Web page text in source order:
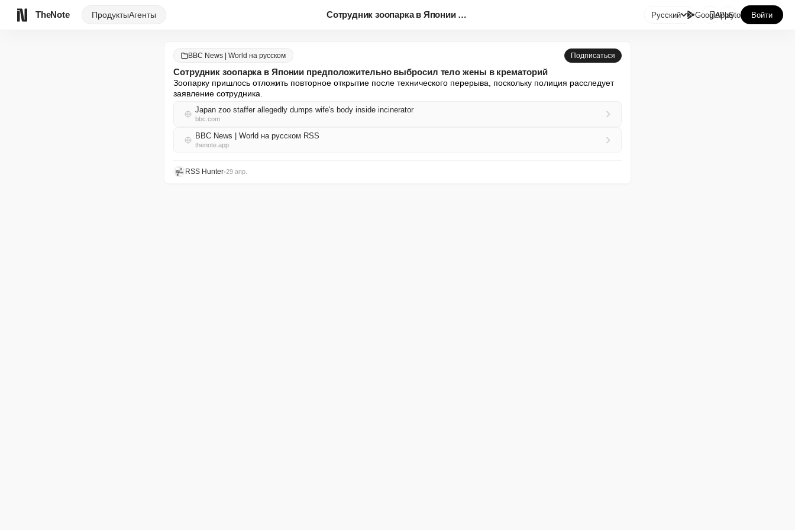
TheNote ПродуктыАгенты Сотрудник зоопарка в Японии пр... Русский GooglePlay
AppStore Войти
BBC News | World на русском Подписаться
Сотрудник зоопарка в Японии предположительно выбросил тело жены в крематорий
Зоопарку пришлось отложить повторное открытие после технического перерыва, поскольку полиция расследует
заявление сотрудника.
Japan zoo staffer allegedly dumps wife's body inside incinerator
bbc.com
BBC News | World на русском RSS
thenote.app
RSS Hunter•29 апр.